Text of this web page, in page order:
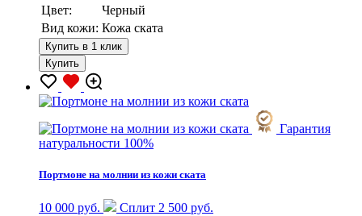
Цвет:
Черный
Вид кожи: Кожа ската
Купить в 1 клик
Купить
Гарантия
натуральности 100%
Портмоне на молнии из кожи ската
10 000 руб.
Сплит 2 500 руб.